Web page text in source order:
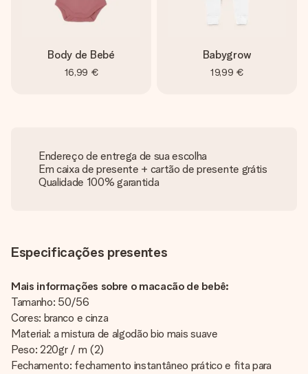
Body de Bebé
16,99 €
Babygrow
19,99 €
Endereço de entrega de sua escolha
Em caixa de presente + cartão de presente grátis
Qualidade 100% garantida
Especificações presentes
Mais informações sobre o macacão de bebê:
Tamanho: 50/56
Cores: branco e cinza
Material: a mistura de algodão bio mais suave
Peso: 220gr / m (2)
Fechamento: fechamento instantâneo prático e fita para